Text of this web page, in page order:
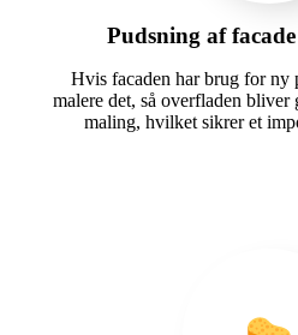
Pudsning af
Hvis facaden har brug for ny
malere det, så overfladen
maling, hvilket sikrer et